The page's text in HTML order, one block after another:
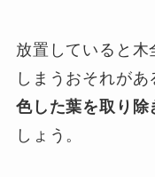
放置していると木
しまうおそれが
色した葉を取り
しょう。